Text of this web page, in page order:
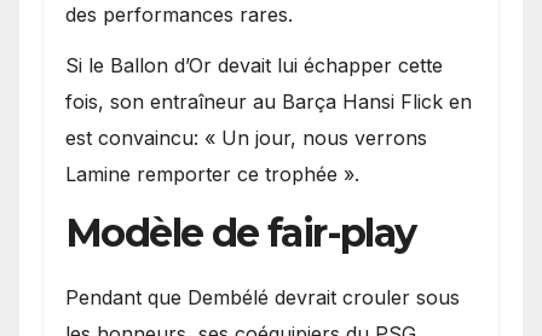
des performances rares.
Si le Ballon d’Or devait lui échapper cette
fois, son entraîneur au Barça Hansi Flick en
est convaincu: « Un jour, nous verrons
Lamine remporter ce trophée ».
Modèle de fair-play
Pendant que Dembélé devrait crouler sous